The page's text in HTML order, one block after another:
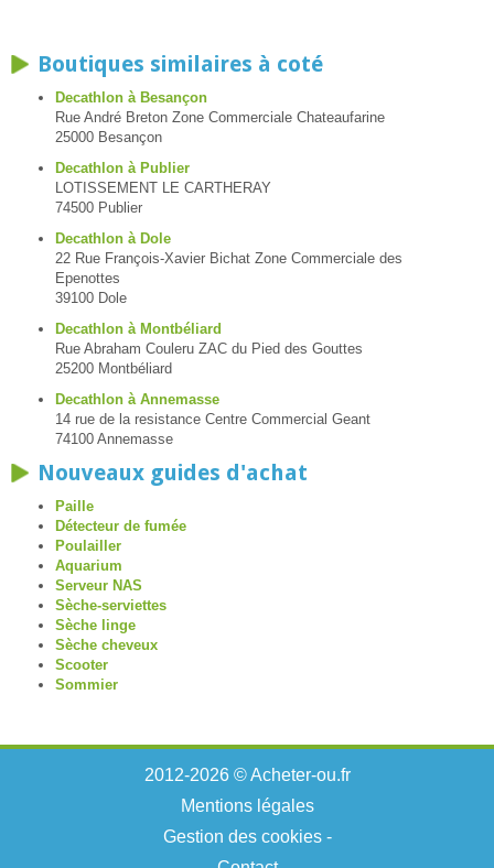
Boutiques similaires à coté
Decathlon à Besançon
Rue André Breton Zone Commerciale Chateaufarine
25000 Besançon
Decathlon à Publier
LOTISSEMENT LE CARTHERAY
74500 Publier
Decathlon à Dole
22 Rue François-Xavier Bichat Zone Commerciale des
Epenottes
39100 Dole
Decathlon à Montbéliard
Rue Abraham Couleru ZAC du Pied des Gouttes
25200 Montbéliard
Decathlon à Annemasse
14 rue de la resistance Centre Commercial Geant
74100 Annemasse
Nouveaux guides d'achat
Paille
Détecteur de fumée
Poulailler
Aquarium
Serveur NAS
Sèche-serviettes
Sèche linge
Sèche cheveux
Scooter
Sommier
2012-2026 © Acheter-ou.fr
Mentions légales
Gestion des cookies-